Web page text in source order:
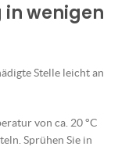
in wenigen
Stelle leicht an
von ca. 20 °C
Sprühen Sie in